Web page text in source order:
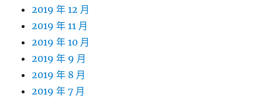
2019 年 12 月
2019 年 11 月
2019 年 10 月
2019 年 9 月
2019 年 8 月
2019 年 7 月